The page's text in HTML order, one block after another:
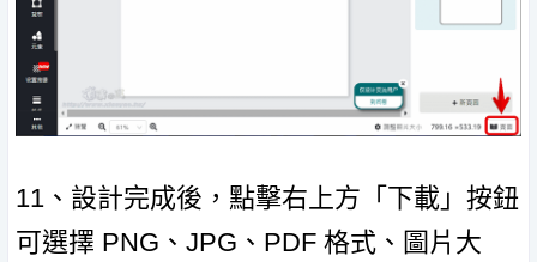
11、設計完成後，點擊右上方「下載」按鈕
可選擇 PNG、JPG、PDF 格式、圖片大